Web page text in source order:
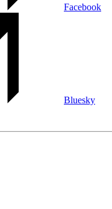
Facebook
Bluesky